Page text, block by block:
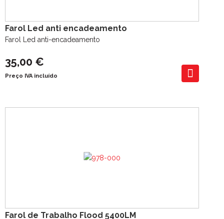
Farol Led anti encadeamento
Farol Led anti-encadeamento
35,00 €
Preço IVA incluído
Farol de Trabalho Flood 5400LM